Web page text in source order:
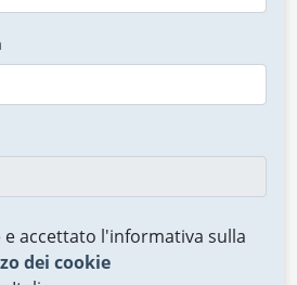
e accettato l'informativa sulla
dei cookie